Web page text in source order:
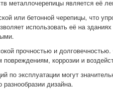
металлочерепицы является её
или бетонной черепицы, что
использовать её на
прочностью и
коррозии и
по эксплуатации могут
дизайна.